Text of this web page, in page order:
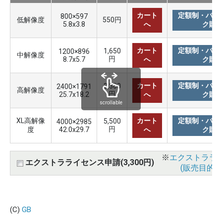
低解像度
800×597
5.8x3.8
550円
カート
へ
定額制・バリ
ク購
中解像度
1200×896
8.7x5.7
1,650
円
カート
へ
定額制・バリ
ク購
高解像度
2400×1791
25.7x18.2
3,300
円
カート
へ
定額制・バリ
ク購
XL高解像
度
4000×2985
42.0x29.7
5,500
円
カート
へ
定額制・バリ
ク購
エクストラライセンス申請(3,300円)
※エクストララ
(販売目的
scrollable
(C) GB